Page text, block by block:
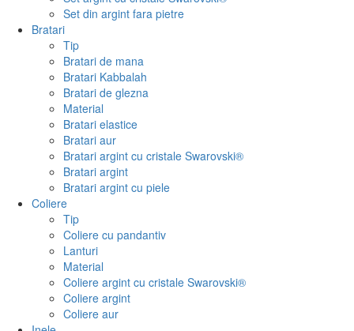
Set din argint fara pietre
Bratari
Tip
Bratari de mana
Bratari Kabbalah
Bratari de glezna
Material
Bratari elastice
Bratari aur
Bratari argint cu cristale Swarovski®
Bratari argint
Bratari argint cu piele
Coliere
Tip
Coliere cu pandantiv
Lanturi
Material
Coliere argint cu cristale Swarovski®
Coliere argint
Coliere aur